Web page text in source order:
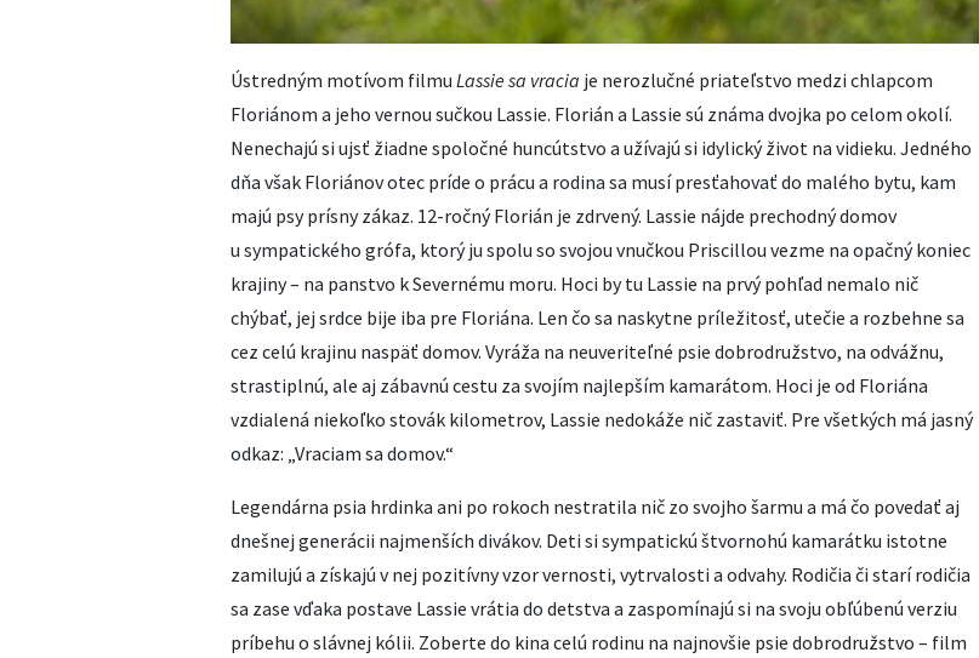
Ústredným motívom filmu Lassie sa vracia je nerozlučné priateľstvo medzi chlapcom
Floriánom a jeho vernou sučkou Lassie. Florián a Lassie sú známa dvojka po celom okolí.
Nenechajú si ujsť žiadne spoločné huncútstvo a užívajú si idylický život na vidieku. Jedného
dňa však Floriánov otec príde o prácu a rodina sa musí presťahovať do malého bytu, kam
majú psy prísny zákaz. 12-ročný Florián je zdrvený. Lassie nájde prechodný domov
u sympatického grófa, ktorý ju spolu so svojou vnučkou Priscillou vezme na opačný koniec
krajiny – na panstvo k Severnému moru. Hoci by tu Lassie na prvý pohľad nemalo nič
chýbať, jej srdce bije iba pre Floriána. Len čo sa naskytne príležitosť, utečie a rozbehne sa
cez celú krajinu naspäť domov. Vyráža na neuveriteľné psie dobrodružstvo, na odvážnu,
strastiplnú, ale aj zábavnú cestu za svojím najlepším kamarátom. Hoci je od Floriána
vzdialená niekoľko stovák kilometrov, Lassie nedokáže nič zastaviť. Pre všetkých má jasný
odkaz: „Vraciam sa domov.“
Legendárna psia hrdinka ani po rokoch nestratila nič zo svojho šarmu a má čo povedať aj
dnešnej generácii najmenších divákov. Deti si sympatickú štvornohú kamarátku istotne
zamilujú a získajú v nej pozitívny vzor vernosti, vytrvalosti a odvahy. Rodičia či starí rodičia
sa zase vďaka postave Lassie vrátia do detstva a zaspomínajú si na svoju obľúbenú verziu
príbehu o slávnej kólii. Zoberte do kina celú rodinu na najnovšie psie dobrodružstvo – film